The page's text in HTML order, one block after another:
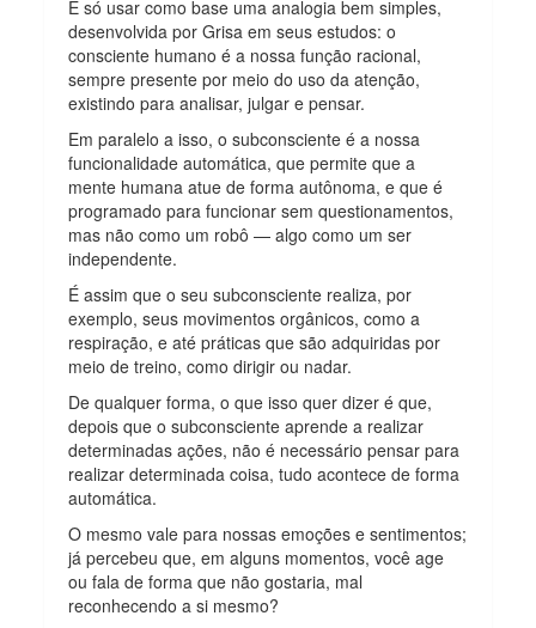
É só usar como base uma analogia bem simples,
desenvolvida por Grisa em seus estudos: o
consciente humano é a nossa função racional,
sempre presente por meio do uso da atenção,
existindo para analisar, julgar e pensar.
Em paralelo a isso, o subconsciente é a nossa
funcionalidade automática, que permite que a
mente humana atue de forma autônoma, e que é
programado para funcionar sem questionamentos,
mas não como um robô — algo como um ser
independente.
É assim que o seu subconsciente realiza, por
exemplo, seus movimentos orgânicos, como a
respiração, e até práticas que são adquiridas por
meio de treino, como dirigir ou nadar.
De qualquer forma, o que isso quer dizer é que,
depois que o subconsciente aprende a realizar
determinadas ações, não é necessário pensar para
realizar determinada coisa, tudo acontece de forma
automática.
O mesmo vale para nossas emoções e sentimentos;
já percebeu que, em alguns momentos, você age
ou fala de forma que não gostaria, mal
reconhecendo a si mesmo?